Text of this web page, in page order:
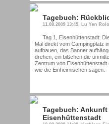
Tagebuch:
11.08.2009 13:45, Lu Yen
Tag 1, Eisenhüttenstadt:
Mal direkt vom Campingplatz
aufbauen, das Banner
drehen, ein bißchen die
Zentrum von Eisenhüttenstadt
wie die Einheimischen sagen.
Tagebuch: Ankunft
Eisenhüttenstadt